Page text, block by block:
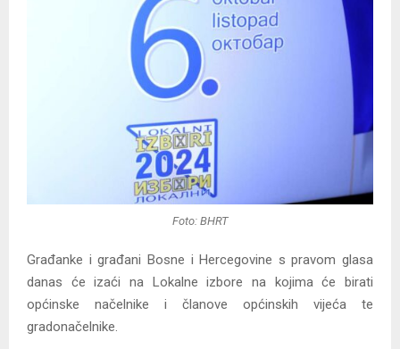
Foto: BHRT
Građanke i građani Bosne i Hercegovine s pravom glasa
danas će izaći na Lokalne izbore na kojima će birati
općinske načelnike i članove općinskih vijeća te
gradonačelnike.